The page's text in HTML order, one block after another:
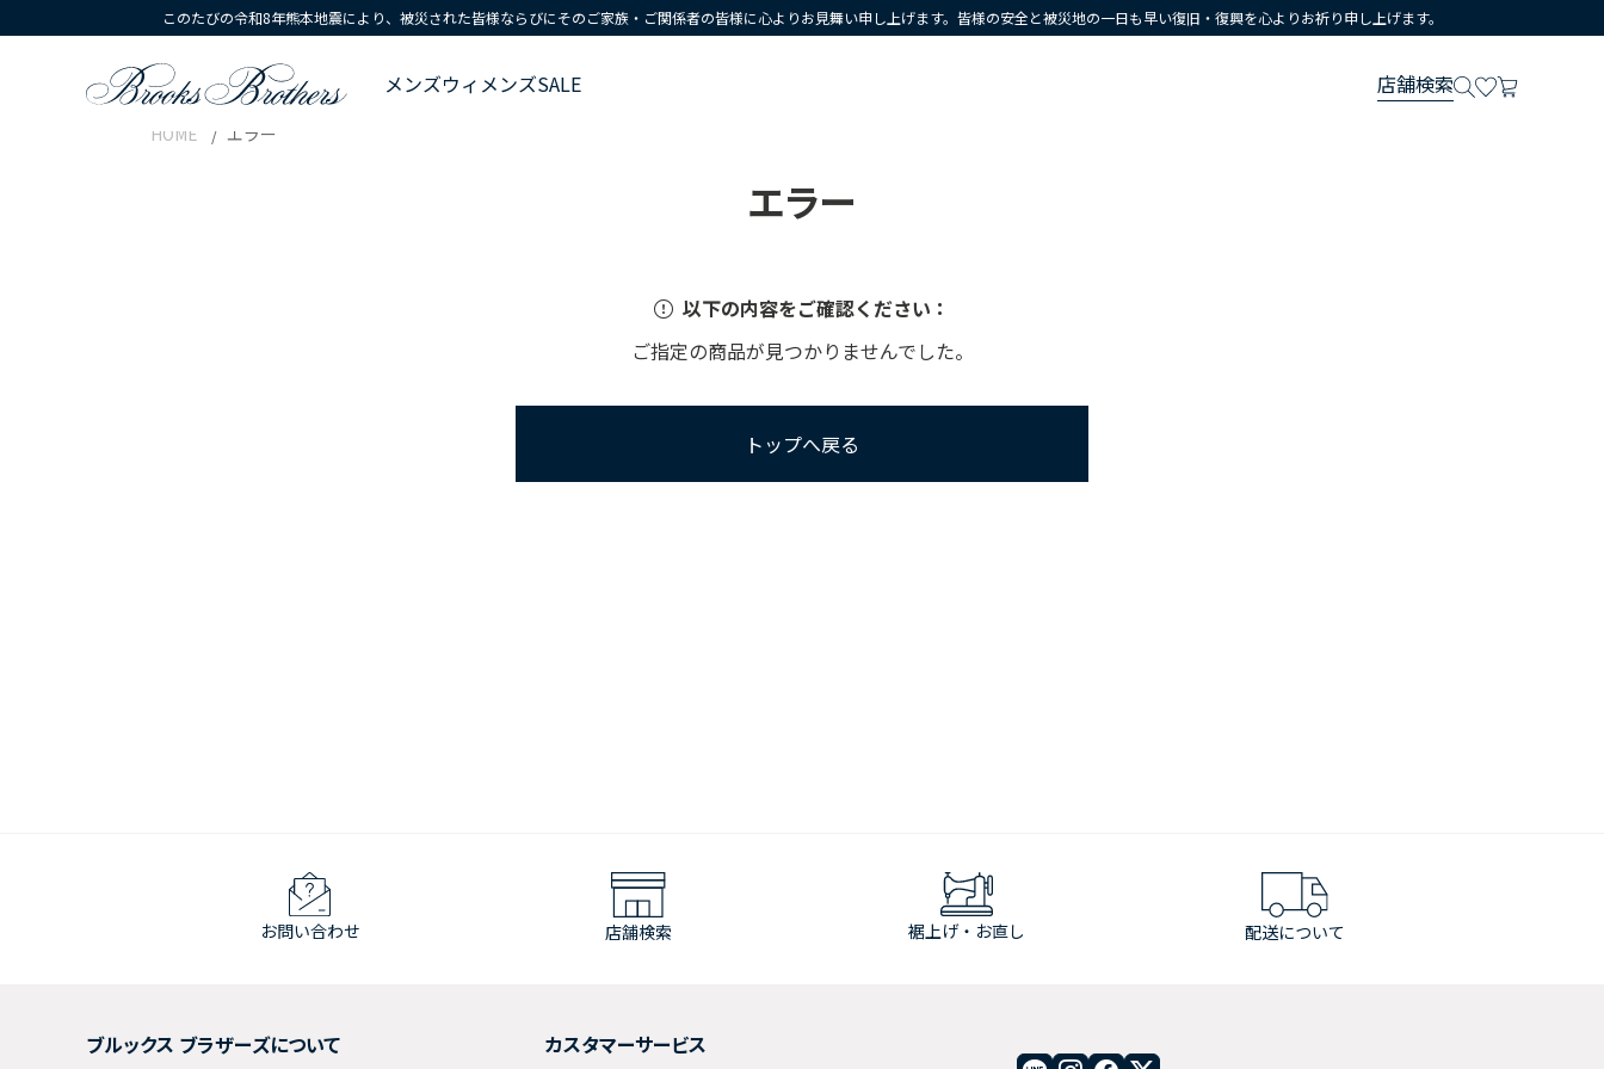
このたびの令和8年熊本地震により、被災された皆様ならびにそのご家族・ご関係者の皆様に心よりお見舞い申し上げます。皆様の安全と被災地の一日も早い復旧・復興を心よりお祈り申し上げます。
メンズウィメンズSALE 店舗検索
HOME エラー
エラー
以下の内容をご確認ください：
ご指定の商品が見つかりませんでした。
トップへ戻る
お問い合わせ 店舗検索 裾上げ・お直し 配送について
ブルックス ブラザーズについて カスタマーサービス